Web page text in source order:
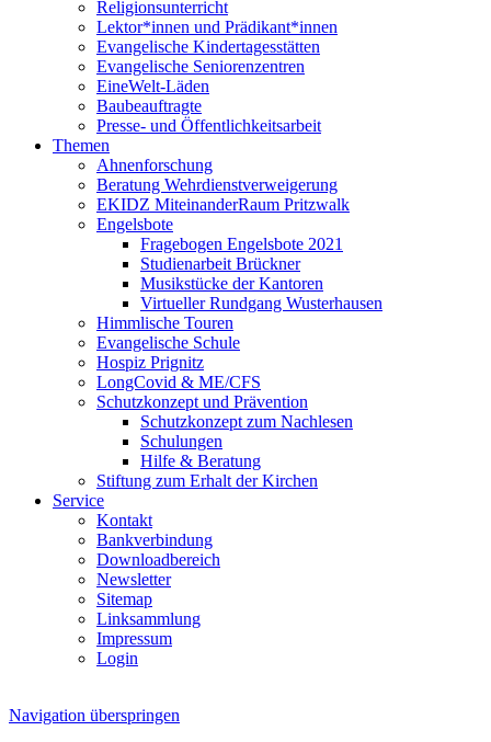
Religionsunterricht
Lektor*innen und Prädikant*innen
Evangelische Kindertagesstätten
Evangelische Seniorenzentren
EineWelt-Läden
Baubeauftragte
Presse- und Öffentlichkeitsarbeit
Themen
Ahnenforschung
Beratung Wehrdienstverweigerung
EKIDZ MiteinanderRaum Pritzwalk
Engelsbote
Fragebogen Engelsbote 2021
Studienarbeit Brückner
Musikstücke der Kantoren
Virtueller Rundgang Wusterhausen
Himmlische Touren
Evangelische Schule
Hospiz Prignitz
LongCovid & ME/CFS
Schutzkonzept und Prävention
Schutzkonzept zum Nachlesen
Schulungen
Hilfe & Beratung
Stiftung zum Erhalt der Kirchen
Service
Kontakt
Bankverbindung
Downloadbereich
Newsletter
Sitemap
Linksammlung
Impressum
Login
Navigation überspringen